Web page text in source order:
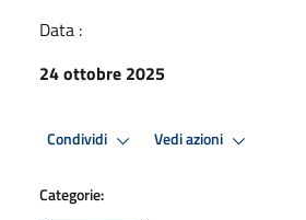
Data :
24 ottobre 2025
Condividi Vedi azioni
Categorie: